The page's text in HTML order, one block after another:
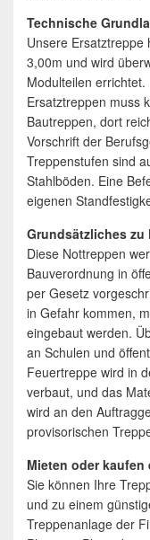
Technische
Unsere
3,00m und wird
Modulteilen
Ersatztreppen muss
Bautreppen, dort
Vorschrift der
Treppenstufen sind
Stahlböden. Eine
eigenen
Grundsätzliches zu
Diese Nottreppen
Bauverordnung in
per Gesetz
in Gefahr kommen,
eingebaut werden.
an Schulen und
Feuertreppe wird in
verbaut, und das
wird an den
provisorischen
Mieten oder kaufen
Sie können Ihre
und zu einem
Treppenanlage der